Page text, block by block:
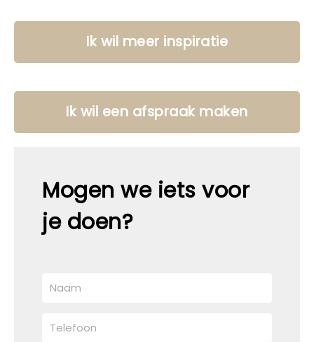
Ik wil meer inspiratie
Ik wil een afspraak maken
Mogen we iets voor
je doen?